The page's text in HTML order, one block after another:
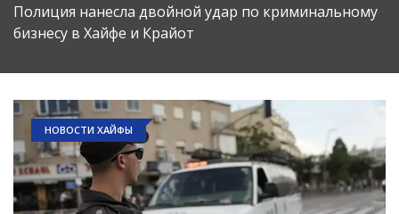
Полиция нанесла двойной удар по криминальному
бизнесу в Хайфе и Крайот
НОВОСТИ ХАЙФЫ